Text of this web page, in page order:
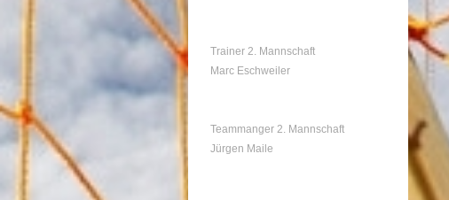
Trainer 2. Mannschaft
Marc Eschweiler
Teammanger 2. Mannschaft
Jürgen Maile